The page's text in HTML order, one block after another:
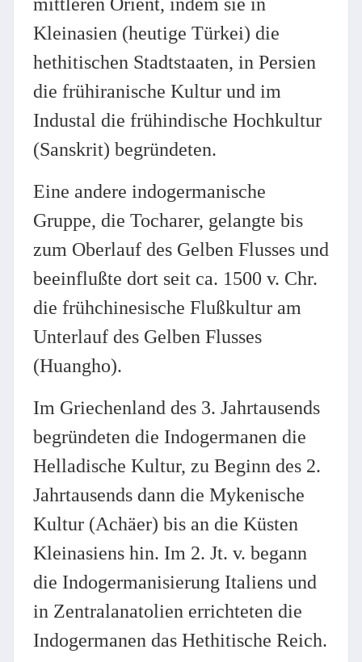
Kleinasien (heutige Türkei) die
hethitischen Stadtstaaten, in Persien
die frühiranische Kultur und im
Industal die frühindische Hochkultur
(Sanskrit) begründeten.
Eine andere indogermanische
Gruppe, die Tocharer, gelangte bis
zum Oberlauf des Gelben Flusses und
beeinflußte dort seit ca. 1500 v. Chr.
die frühchinesische Flußkultur am
Unterlauf des Gelben Flusses
(Huangho).
Im Griechenland des 3. Jahrtausends
begründeten die Indogermanen die
Helladische Kultur, zu Beginn des 2.
Jahrtausends dann die Mykenische
Kultur (Achäer) bis an die Küsten
Kleinasiens hin. Im 2. Jt. v. begann
die Indogermanisierung Italiens und
in Zentralanatolien errichteten die
Indogermanen das Hethitische Reich.